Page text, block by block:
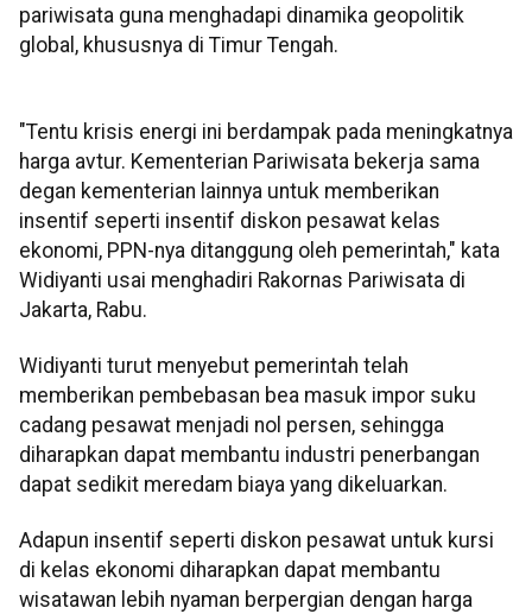
pariwisata guna menghadapi dinamika geopolitik
global, khususnya di Timur Tengah.
"Tentu krisis energi ini berdampak pada meningkatnya
harga avtur. Kementerian Pariwisata bekerja sama
degan kementerian lainnya untuk memberikan
insentif seperti insentif diskon pesawat kelas
ekonomi, PPN-nya ditanggung oleh pemerintah," kata
Widiyanti usai menghadiri Rakornas Pariwisata di
Jakarta, Rabu.
Widiyanti turut menyebut pemerintah telah
memberikan pembebasan bea masuk impor suku
cadang pesawat menjadi nol persen, sehingga
diharapkan dapat membantu industri penerbangan
dapat sedikit meredam biaya yang dikeluarkan.
Adapun insentif seperti diskon pesawat untuk kursi
di kelas ekonomi diharapkan dapat membantu
wisatawan lebih nyaman berpergian dengan harga